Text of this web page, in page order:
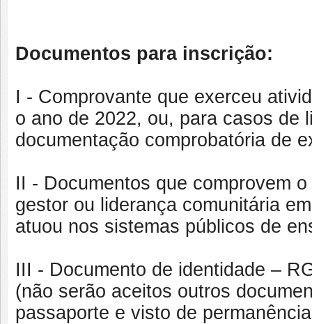
Documentos para inscrição:
I - Comprovante que exerceu
o ano de 2022, ou, para casos de
documentação comprobatória de
II - Documentos que comprovem
gestor ou liderança comunitária
atuou nos sistemas públicos de
III - Documento de identidade –
(não serão aceitos outros
passaporte e visto de